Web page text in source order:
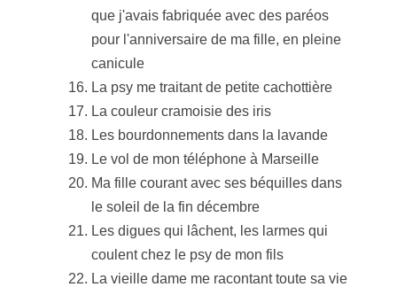
que j'avais fabriquée avec des paréos
pour l'anniversaire de ma fille, en pleine
canicule
La psy me traitant de petite cachottière
La couleur cramoisie des iris
Les bourdonnements dans la lavande
Le vol de mon téléphone à Marseille
Ma fille courant avec ses béquilles dans
le soleil de la fin décembre
Les digues qui lâchent, les larmes qui
coulent chez le psy de mon fils
La vieille dame me racontant toute sa vie